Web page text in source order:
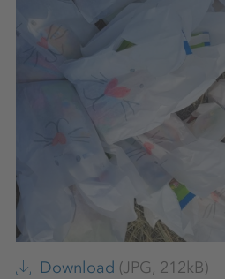
Download (JPG, 212kB)